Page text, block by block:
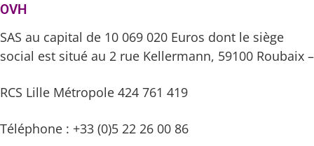
OVH
SAS au capital de 10 069 020 Euros dont le siège
social est situé au 2 rue Kellermann, 59100 Roubaix –
RCS Lille Métropole 424 761 419
Téléphone : +33 (0)5 22 26 00 86